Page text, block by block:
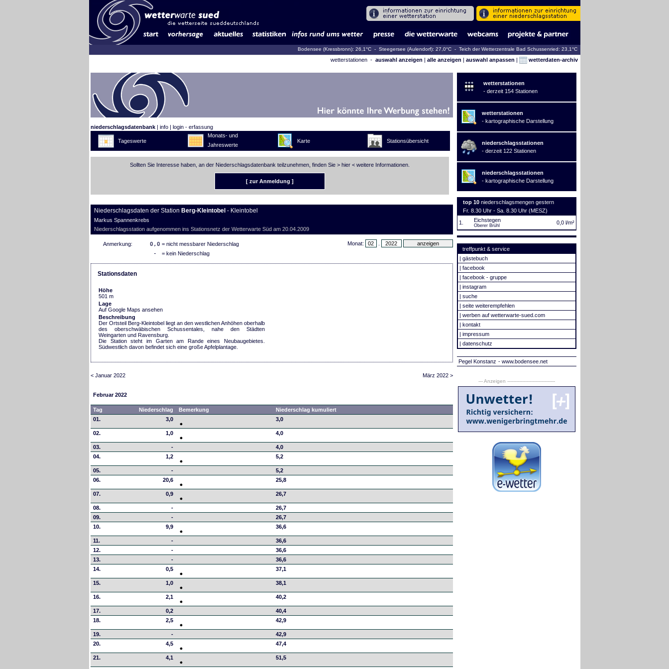
Bodensee (Kressbronn): 26,1°C - Steegersee (Aulendorf): 27,0°C - Teich der Wetterzentrale Bad Schussenried: 23,1°C
wetterstationen - auswahl anzeigen | alle anzeigen | auswahl anpassen | wetterdaten-archiv
niederschlagsdatenbank| info| login - erfassung
Tageswerte
Monats- und
Jahreswerte
Karte Stationsübersicht
Sollten Sie Interesse haben, an der Niederschlagsdatenbank teilzunehmen, finden Sie > hier< weitere Informationen.
[ zur Anmeldung ]
Niederschlagsdaten der Station Berg-Kleintobel - Kleintobel
Markus Spannenkrebs
Niederschlagsstation aufgenommen ins Stationsnetz der Wetterwarte Süd am 20.04.2009
Monat:
Anmerkung: 0,0 = nicht messbarer Niederschlag
- = kein Niederschlag
Stationsdaten
Höhe
501 m
Lage
Auf Google Maps ansehen
Beschreibung
Der Ortsteil Berg-Kleintobel liegt an den westlichen Anhöhen oberhalb
des oberschwäbischen Schussentales, nahe den Städten
Weingarten und Ravensburg.
Die Station steht im Garten am Rande eines Neubaugebietes.
Südwestlich davon befindet sich eine große Apfelplantage.
< Januar 2022 März 2022 >
Februar 2022
Tag Niederschlag Bemerkung
Niederschlag kumuliert
01.
3,0 3,0
02. 1,0 4,0
03. -
4,0
04.
1,2 5,2
05. -
5,2
06.
20,6 25,8
07. 0,9 26,7
08. -
26,7
09.
-
26,7
10.
9,9 36,6
11. -
36,6
12.
-
36,6
13.
-
36,6
14.
0,5 37,1
15. 1,0 38,1
16. 2,1 40,2
17. 0,2
40,4
18.
2,5 42,9
19. -
42,9
20.
4,5 47,4
21. 4,1 51,5
wetterstationen
- derzeit 154 Stationen
wetterstationen
- kartographische Darstellung
niederschlagsstationen
- derzeit 122 Stationen
niederschlagsstationen
- kartographische Darstellung
top 10 niederschlagsmengen gestern
Fr. 8.30 Uhr - Sa. 8.30 Uhr (MESZ)
1.
Eichstegen
Oberer Brühl 0,0 l/m²
treffpunkt & service
| gästebuch
| facebook
| facebook - gruppe
| instagram
| suche
| seite weiterempfehlen
| werben auf wetterwarte-sued.com
| kontakt
| impressum
| datenschutz
Pegel Konstanz - www.bodensee.net
--- Anzeigen --------------------------------